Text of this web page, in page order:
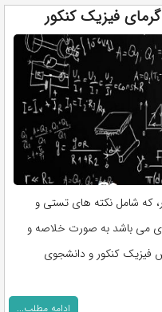
فیزیک کنکور
که شامل نکته های تستی و
می باشد به صورت خلاصه و
فیزیک کنکور و دانشجوی
ادامه مطلب...